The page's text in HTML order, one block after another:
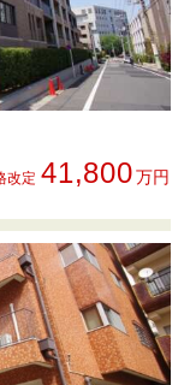
改定 41,800万円